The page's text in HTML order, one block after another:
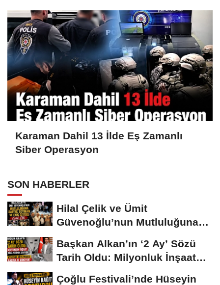
Karaman Dahil 13 İlde Eş Zamanlı
Siber Operasyon
SON HABERLER
Hilal Çelik ve Ümit
Güvenoğlu’nun Mutluluğuna
Başkan Alkan’ın ‘2 Ay’ Sözü
Tarih Oldu: Milyonluk İnşaat
Çoğlu Festivali’nde Hüseyin